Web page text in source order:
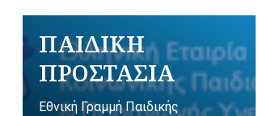
ΠΑΙΔΙΚΗ
ΠΡΟΣΤΑΣΙΑ
Εθνική Γραμμή Παιδικής